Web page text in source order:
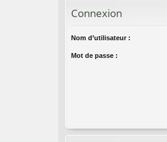
Connexion
Nom d’utilisateur :
Mot de passe :